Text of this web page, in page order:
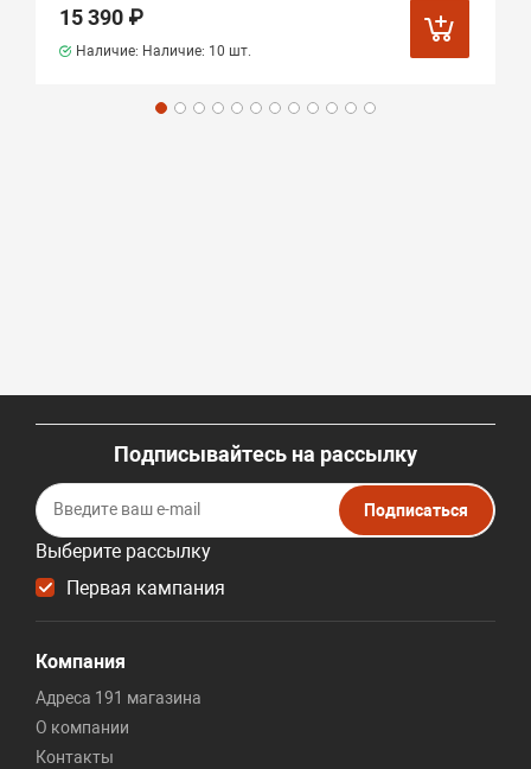
15 390 ₽
Наличие: Наличие: 10 шт.
Подписывайтесь на рассылку
Выберите рассылку
Первая кампания
Подписаться
Компания
Адреса 191 магазина
О компании
Контакты